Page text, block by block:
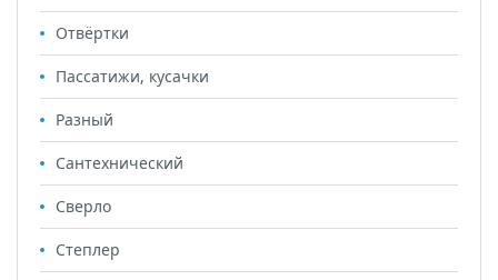
Отвёртки
Пассатижи, кусачки
Разный
Сантехнический
Сверло
Степлер